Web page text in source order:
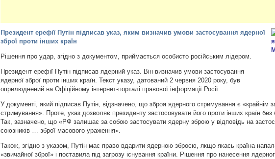
Президент ерефії Путін підписав указ, яким визначив умови застосування ядерної
зброї проти інших країн
Рішення про удар, згідно з документом, приймається особисто російським лідером.
Президент ерефії Путін підписав ядерний указ. Він визначив умови застосування
ядерної зброї проти інших країн. Текст указу, датований 2 червня 2020 року, був
оприлюднений на Офіційному інтернет-порталі правової інформації Росії.
У документі, який підписав Путін, відзначено, що зброя ядерного стримування є «крайнім
стримування». Проте, указ дозволяє президенту застосовувати його проти інших країн без
Так, зазначено, що «РФ залишає за собою застосувати ядерну зброю у відповідь на
союзників … зброї масового ураження».
Також, згідно з указом, Путін має право вдарити ядерною зброєю, якщо якась країна
«звичайної зброї» і поставила під загрозу існування країни. Рішення про нанесення